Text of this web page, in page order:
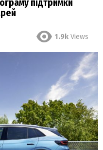
підтримки
1.9k Views